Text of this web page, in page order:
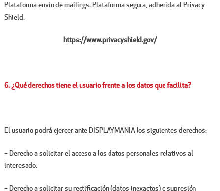
Plataforma envío de mailings. Plataforma segura, adherida al Privacy
Shield.
https://www.privacyshield.gov/
6. ¿Qué derechos tiene el usuario frente a los datos que facilita?
El usuario podrá ejercer ante DISPLAYMANIA los siguientes derechos:
– Derecho a solicitar el acceso a los datos personales relativos al
interesado.
– Derecho a solicitar su rectificación (datos inexactos) o supresión